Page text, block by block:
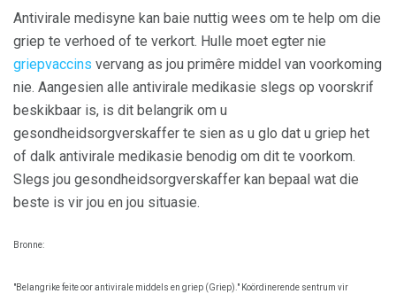
Antivirale medisyne kan baie nuttig wees om te help om die
griep te verhoed of te verkort. Hulle moet egter nie
griepvaccins vervang as jou primêre middel van voorkoming
nie. Aangesien alle antivirale medikasie slegs op voorskrif
beskikbaar is, is dit belangrik om u
gesondheidsorgverskaffer te sien as u glo dat u griep het
of dalk antivirale medikasie benodig om dit te voorkom.
Slegs jou gesondheidsorgverskaffer kan bepaal wat die
beste is vir jou en jou situasie.
Bronne:
"Belangrike feite oor antivirale middels en griep (Griep)." Koördinerende sentrum vir